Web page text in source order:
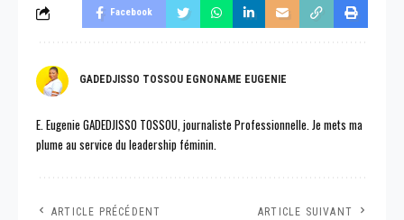
Facebook
GADEDJISSO TOSSOU EGNONAME EUGENIE
E. Eugenie GADEDJISSO TOSSOU, journaliste Professionnelle. Je mets ma
plume au service du leadership féminin.
ARTICLE PRÉCÉDENT ARTICLE SUIVANT